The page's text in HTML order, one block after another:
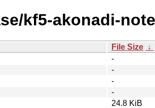
kf5-akonadi-
File Size ↓
-
-
-
-
24.8 KiB